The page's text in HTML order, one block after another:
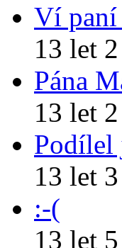
Ví paní
13 let
Pána
13 let
Podílel
13 let
:-(
13 let